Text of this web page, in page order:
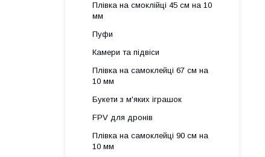
Плівка на смоклійці 45 см на 10
мм
Пуфи
Камери та підвіси
Плівка на самоклейці 67 см на
10 мм
Букети з м'яких іграшок
FPV для дронів
Плівка на самоклейці 90 см на
10 мм